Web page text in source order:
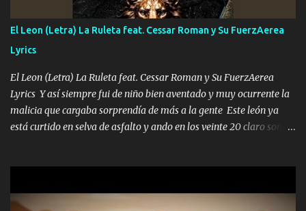
traigo El chiste es que hago lo que quiero pues así soy me mandó
yo tengo el control a todos yo les paro el dedo soy hocicon un
malcriado un malandrón Que Les importa no saben nada falsas
las risas las que me miran hay gente corriente no quieren ve...
El Leon (Letra) La Ruleta feat. Cessar Roman y Su FuerzAerea
Lyrics
El Leon (Letra) La Ruleta feat. Cessar Roman y Su FuerzAerea
Lyrics Y así siempre fui de niño bien aventado y muy ocurrente la
malicia que cargaba sorprendía de más a la gente Este león ya
está curtido en selva de asfalto y ando en los veinte 20 claro son
pa más pues hay charola les voy a dar hasta topar pues no hay de